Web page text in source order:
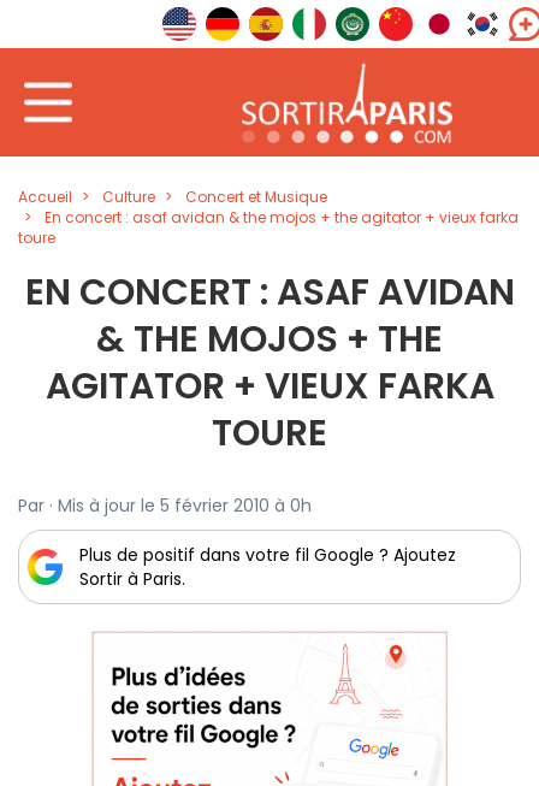
Accueil Culture
Concert et Musique
En concert : asaf avidan & the mojos + the agitator + vieux farka
toure
EN CONCERT : ASAF AVIDAN
& THE MOJOS + THE
AGITATOR + VIEUX FARKA
TOURE
Par · Mis à jour le 5 février 2010 à 0h
Plus de positif dans votre fil Google ? Ajoutez
Sortir à Paris.